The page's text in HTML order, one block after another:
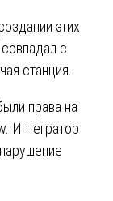
этих
с
станция.
права на
Интегратор